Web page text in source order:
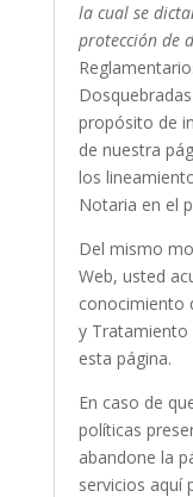
la cual se
protección de
propósito de
de nuestra
los
Notaria en el
Del mismo
Web, usted
conocimiento
y Tratamiento
esta página.
En caso de
políticas
abandone la
servicios aquí